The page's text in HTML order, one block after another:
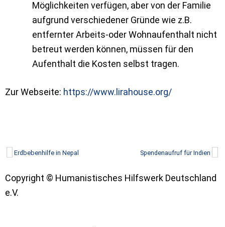
Möglichkeiten verfügen, aber von der Familie
aufgrund verschiedener Gründe wie z.B.
entfernter Arbeits-oder Wohnaufenthalt nicht
betreut werden können, müssen für den
Aufenthalt die Kosten selbst tragen.
Zur Webseite: https://www.lirahouse.org/
Zurück
Erdbebenhilfe in Nepal Spendenaufruf für Indien
Copyright © Humanistisches Hilfswerk Deutschland
e.V.